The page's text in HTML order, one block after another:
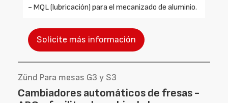
- MQL (lubricación) para el mecanizado de aluminio.
Solicite más información
Zünd Para mesas G3 y S3
Cambiadores automáticos de fresas -